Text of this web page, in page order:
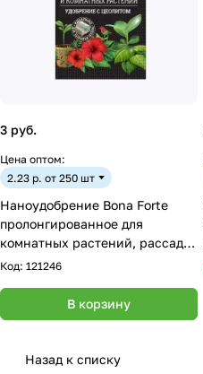
3 руб.
Цена оптом:
2.23 р. от 250 шт
Наноудобрение Bona Forte
пролонгированное для
комнатных растений, рассады,
саженцев, теплиц и грядок,
Код: 121246
В корзину
Назад к списку